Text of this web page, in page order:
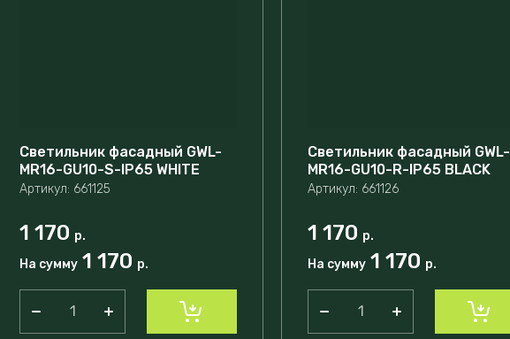
Светильник фасадный GWL-
MR16-GU10-S-IP65 WHITE
Артикул: 661125
1 170 р.
На сумму 1 170 р.
Светильник фасадный GWL-
MR16-GU10-R-IP65 BLACK
Артикул: 661126
1 170 р.
На сумму 1 170 р.